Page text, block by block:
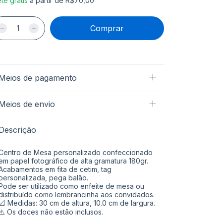
de pagamento
de envio
de Mesa personalizado confeccionado
papel fotográfico de alta gramatura 180gr.
em fita de cetim, tag
pega balão.
ser utilizado como enfeite de mesa ou
como lembrancinha aos convidados.
Medidas: 30 cm de altura, 10.0 cm de largura.
Os doces não estão inclusos.